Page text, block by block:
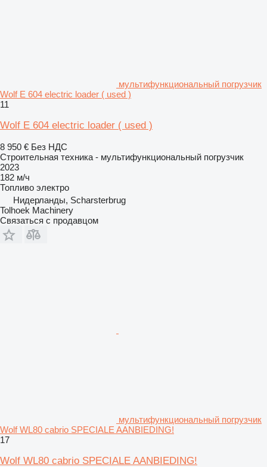
мультифункциональный погрузчик
Wolf E 604 electric loader ( used )
11
Wolf E 604 electric loader ( used )
8 950 € Без НДС
Строительная техника - мультифункциональный погрузчик
2023
182 м/ч
Топливо электро
Нидерланды, Scharsterbrug
Tolhoek Machinery
Связаться с продавцом
мультифункциональный погрузчик
Wolf WL80 cabrio SPECIALE AANBIEDING!
17
Wolf WL80 cabrio SPECIALE AANBIEDING!